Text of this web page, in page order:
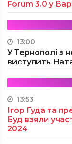
Forum 3.0 у
13:00
У Тернополі з
виступить
13:53
Ігор Гуда та
Буд взяли
2024